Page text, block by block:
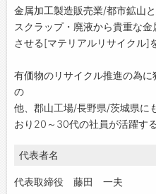
金属加工製造販売業/都市鉱山
スクラップ・廃液から貴重な
させる[マテリアルリサイクル]
有価物のリサイクル推進の為
の
他、郡山工場/長野県/茨城県に
おり20～30代の社員が活躍す
代表者名
代表取締役 藤田 一夫